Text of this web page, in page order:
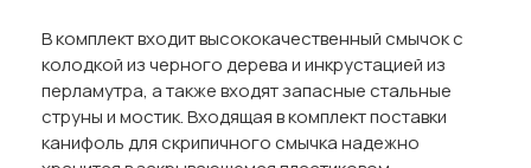
В комплект входит высококачественный смычок с
колодкой из черного дерева и инкрустацией из
перламутра, а также входят запасные стальные
струны и мостик. Входящая в комплект поставки
канифоль для скрипичного смычка надежно